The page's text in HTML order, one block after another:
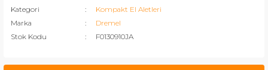
Kategori
Kompakt El Aletleri
Marka
Dremel
Stok Kodu
F0130910JA